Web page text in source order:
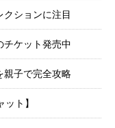
ションに注目
チケット発売中
親子で完全攻略
ト】